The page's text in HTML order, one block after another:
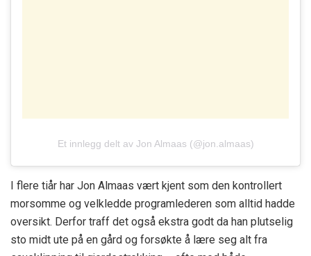
Et innlegg delt av Jon Almaas (@jon.almaas)
I flere tiår har Jon Almaas vært kjent som den kontrollert
morsomme og velkledde programlederen som alltid hadde
oversikt. Derfor traff det også ekstra godt da han plutselig
sto midt ute på en gård og forsøkte å lære seg alt fra